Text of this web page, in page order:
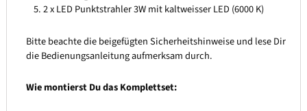
2 x LED Punktstrahler 3W mit kaltweisser LED (6000 K)
Bitte beachte die beigefügten Sicherheitshinweise und lese Dir
die Bedienungsanleitung aufmerksam durch.
Wie montierst Du das Komplettset: